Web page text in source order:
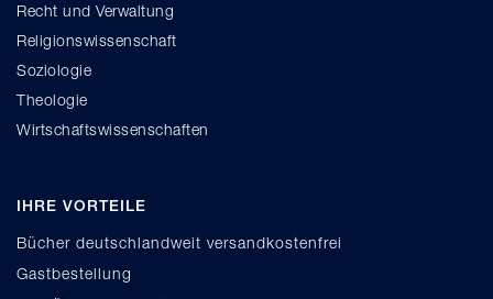
Recht und Verwaltung
Religionswissenschaft
Soziologie
Theologie
Wirtschaftswissenschaften
IHRE VORTEILE
Bücher deutschlandweit versandkostenfrei
Gastbestellung